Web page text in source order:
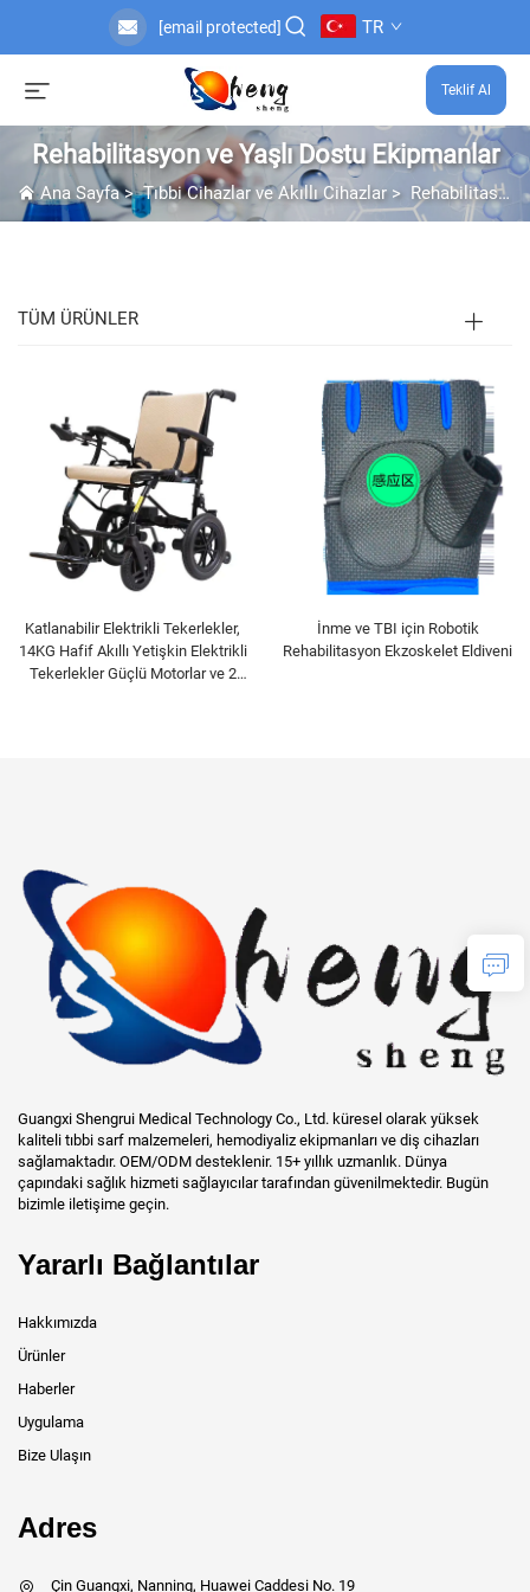
[email protected] TR
Teklif Al
Rehabilitasyon ve Yaşlı Dostu Ekipmanlar
Ana Sayfa>Tıbbi Cihazlar ve Akıllı Cihazlar> Rehabilitasyon ve Yaşlı Dostu Ekipmanlar
TÜM ÜRÜNLER
Katlanabilir Elektrikli Tekerlekler,
14KG Hafif Akıllı Yetişkin Elektrikli
Tekerlekler Güçlü Motorlar ve 2
İnme ve TBI için Robotik
Rehabilitasyon Ekzoskelet Eldiveni
Guangxi Shengrui Medical Technology Co., Ltd. küresel olarak yüksek
kaliteli tıbbi sarf malzemeleri, hemodiyaliz ekipmanları ve diş cihazları
sağlamaktadır. OEM/ODM desteklenir. 15+ yıllık uzmanlık. Dünya
çapındaki sağlık hizmeti sağlayıcılar tarafından güvenilmektedir. Bugün
bizimle iletişime geçin.
Yararlı Bağlantılar
Hakkımızda
Ürünler
Haberler
Uygulama
Bize Ulaşın
Adres
Çin Guangxi, Nanning, Huawei Caddesi No. 19